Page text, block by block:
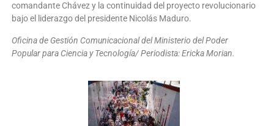
comandante Chávez y la continuidad del proyecto revolucionario
bajo el liderazgo del presidente Nicolás Maduro.
Oficina de Gestión Comunicacional del Ministerio del Poder
Popular para Ciencia y Tecnología/ Periodista: Ericka Morian.